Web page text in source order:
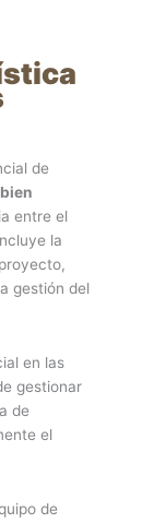
de
entre el
la
gestión del
en las
gestionar
de
el
de